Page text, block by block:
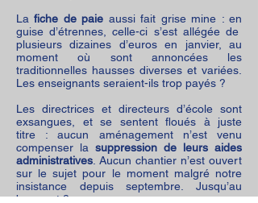
Lafiche de paie aussi fait grise mine : en
guise d’étrennes, celle-ci s’est allégée de
plusieurs dizaines d’euros en janvier, au
moment où sont annoncées les
traditionnelles hausses diverses et variées.
Les enseignants seraient-ils trop payés ?
Les directrices et directeurs d’école sont
exsangues, et se sentent floués à juste
titre : aucun aménagement n’est venu
compenser la suppression de leurs aides
administratives . Aucun chantier n’est ouvert
sur le sujet pour le moment malgré notre
insistance depuis septembre. Jusqu’au
burn-out ?